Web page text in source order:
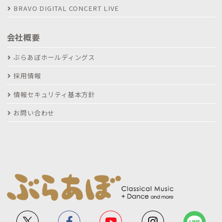
BRAVO DIGITAL CONCERT LIVE
会社概要
ぶらあぼホールディングス
採用情報
情報セキュリティ基本方針
お問い合わせ